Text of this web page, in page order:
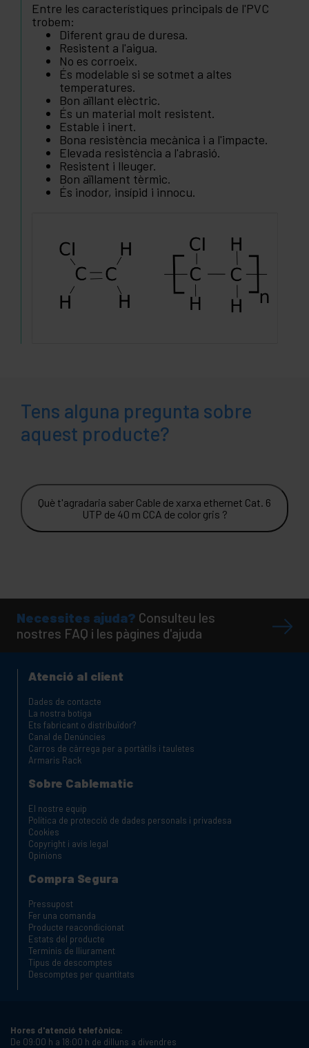
Entre les característiques principals de l'PVC
trobem:
Diferent grau de duresa.
Resistent a l'aigua.
No es corroeix.
És modelable si se sotmet a altes
temperatures.
Bon aïllant elèctric.
És un material molt resistent.
Estable i inert.
Bona resistència mecànica i a l'impacte.
Elevada resistència a l'abrasió.
Resistent i lleuger.
Bon aïllament tèrmic.
És inodor, insípid i innocu.
Tens alguna pregunta sobre
aquest producte?
Què t'agradaria saber Cable de xarxa ethernet Cat. 6
UTP de 40 m CCA de color gris ?
Necessites ajuda? Consulteu les
nostres FAQ i les pàgines d'ajuda
Atenció al client
Dades de contacte
La nostra botiga
Ets fabricant o distribuïdor?
Canal de Denúncies
Carros de càrrega per a portàtils i tauletes
Armaris Rack
Sobre Cablematic
El nostre equip
Política de protecció de dades personals i privadesa
Cookies
Copyright i avis legal
Opinions
Compra Segura
Pressupost
Fer una comanda
Producte reacondicionat
Estats del producte
Terminis de lliurament
Tipus de descomptes
Descomptes per quantitats
Hores d'atenció telefònica:
De 09:00 h a 18:00 h de dilluns a divendres